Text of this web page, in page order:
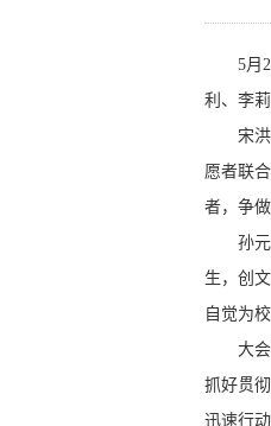
5月24
利、李
宋洪利
愿者联
者，争
孙元儒
生，创
自觉为
大会最
抓好贯
迅速行